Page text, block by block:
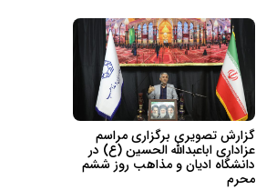
گزارش تصویری برگزاری مراسم
عزاداری اباعبدالله الحسین (ع) در
دانشگاه ادیان و مذاهب روز ششم
محرم